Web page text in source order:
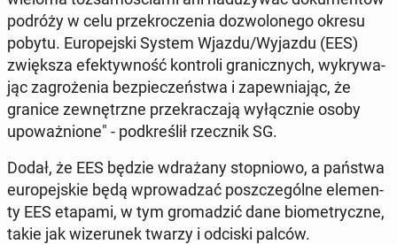
podróży w celu prze­kro­cze­nia do­zwo­lo­ne­go okresu
pobytu. Eu­ro­pej­ski System Wjazdu/Wyjazdu (EES)
zwięk­sza efek­tyw­ność kon­tro­li gra­nicz­nych, wy­kry­wa­
jąc za­gro­że­nia bez­pie­czeń­stwa i za­pew­nia­jąc, że
granice ze­wnętrz­ne prze­kra­cza­ją wy­łącz­nie osoby
upo­waż­nio­ne" - pod­kre­ślił rzecz­nik SG.
Dodał, że EES będzie wdra­ża­ny stop­nio­wo, a państwa
eu­ro­pej­skie będą wpro­wa­dzać po­szcze­gól­ne ele­men­
ty EES etapami, w tym gro­ma­dzić dane bio­me­trycz­ne,
takie jak wi­ze­ru­nek twarzy i odciski palców.